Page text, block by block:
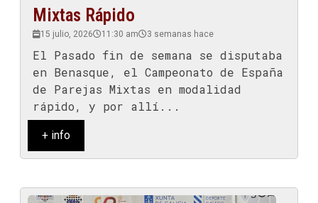
Mixtas Rápido
15 julio, 2026 11:30 am 3 semanas hace
El Pasado fin de semana se disputaba
en Benasque, el Campeonato de España
de Parejas Mixtas en modalidad
rápido, y por allí...
+ info